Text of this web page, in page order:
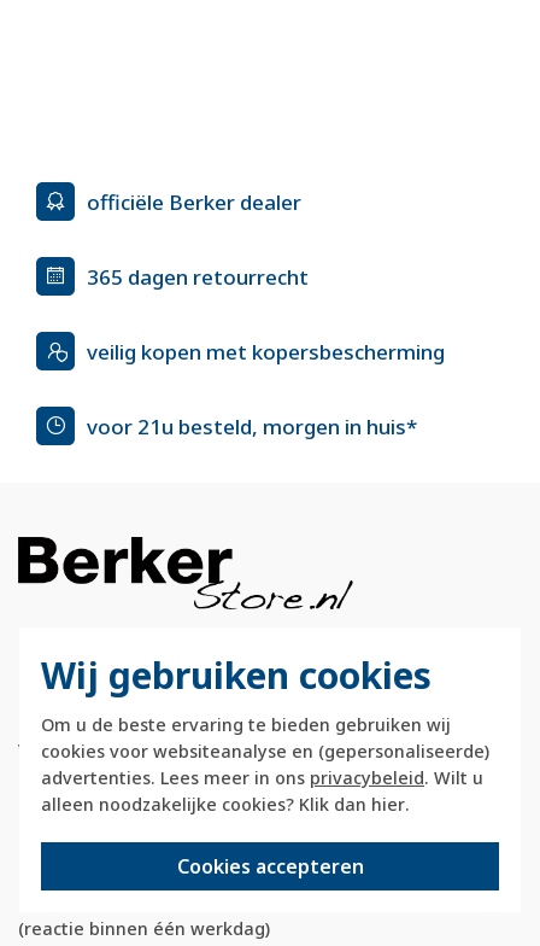
Wij gebruiken cookies
Om u de beste ervaring te bieden gebruiken wij
cookies voor websiteanalyse en (gepersonaliseerde)
advertenties. Lees meer in ons privacybeleid. Wilt u
alleen noodzakelijke cookies? Klik dan hier.
Cookies accepteren
officiële Berker dealer
365 dagen retourrecht
veilig kopen met kopersbescherming
voor 21u besteld, morgen in huis*
Berkerstore.nl is onderdeel van e-Stores
International B.V. en geen webwinkel of
onderdeel van Hager
Vertriebsgesellschaft GmbH & Co. KG.
Telefoon:088 28 29 333
(reactie binnen één werkdag)